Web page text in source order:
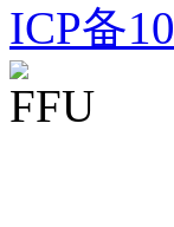
ICP备